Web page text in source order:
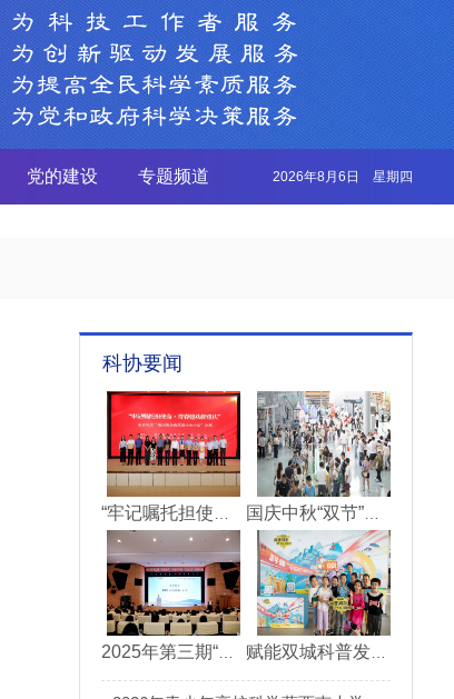
党的建设 专题频道 2026年8月6日 星期四
科协要闻